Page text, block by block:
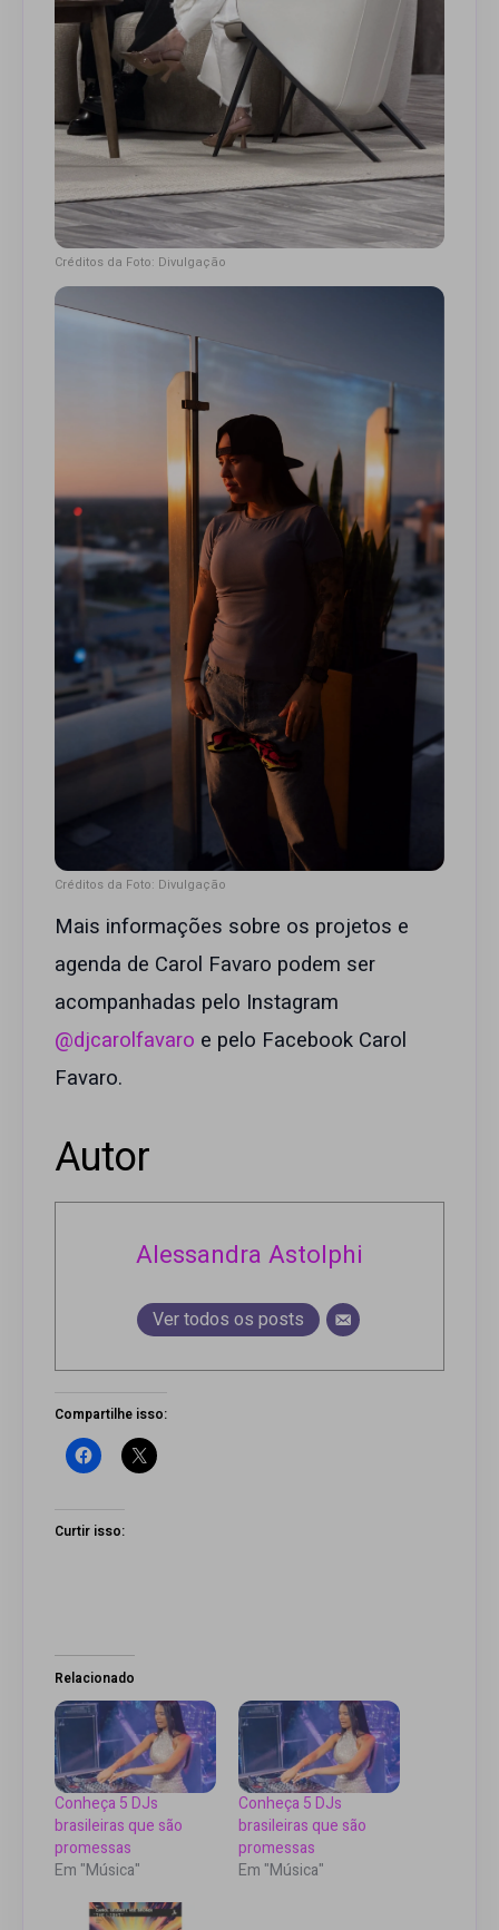
Créditos da Foto: Divulgação
Créditos da Foto: Divulgação
Mais informações sobre os projetos e
agenda de Carol Favaro podem ser
acompanhadas pelo Instagram
@djcarolfavaro e pelo Facebook Carol
Favaro.
Autor
Alessandra Astolphi
Ver todos os posts
Compartilhe isso:
Curtir isso:
Relacionado
Conheça 5 DJs
brasileiras que são
promessas
Em "Música"
Conheça 5 DJs
brasileiras que são
promessas
Em "Música"